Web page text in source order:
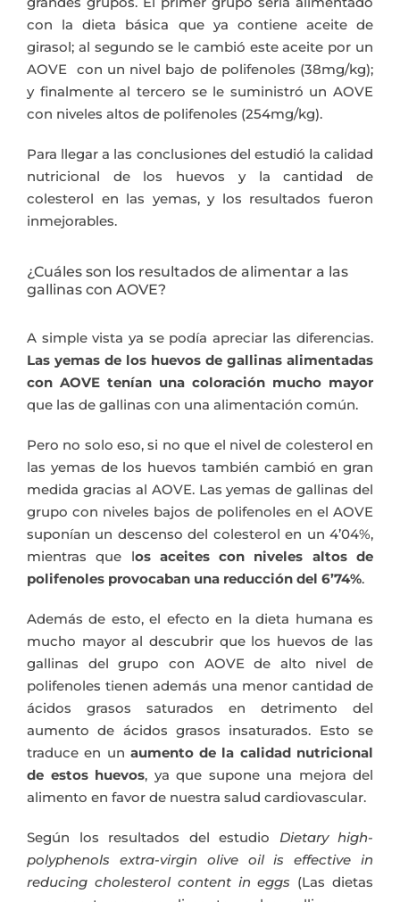
con la dieta básica que ya contiene aceite de
girasol; al segundo se le cambió este aceite por un
AOVE con un nivel bajo de polifenoles (38mg/kg);
y finalmente al tercero se le suministró un AOVE
con niveles altos de polifenoles (254mg/kg).
Para llegar a las conclusiones del estudió la calidad
nutricional de los huevos y la cantidad de
colesterol en las yemas, y los resultados fueron
inmejorables.
¿Cuáles son los resultados de alimentar a las
gallinas con AOVE?
A simple vista ya se podía apreciar las diferencias.
Las yemas de los huevos de gallinas alimentadas
con AOVE tenían una coloración mucho mayor
que las de gallinas con una alimentación común.
Pero no solo eso, si no que el nivel de colesterol en
las yemas de los huevos también cambió en gran
medida gracias al AOVE. Las yemas de gallinas del
grupo con niveles bajos de polifenoles en el AOVE
suponían un descenso del colesterol en un 4’04%,
mientras que los aceites con niveles altos de
polifenoles provocaban una reducción del 6’74%.
Además de esto, el efecto en la dieta humana es
mucho mayor al descubrir que los huevos de las
gallinas del grupo con AOVE de alto nivel de
polifenoles tienen además una menor cantidad de
ácidos grasos saturados en detrimento del
aumento de ácidos grasos insaturados. Esto se
traduce en un aumento de la calidad nutricional
de estos huevos, ya que supone una mejora del
alimento en favor de nuestra salud cardiovascular.
Según los resultados del estudio Dietary high-
polyphenols extra-virgin olive oil is effective in
reducing cholesterol content in eggs (Las dietas